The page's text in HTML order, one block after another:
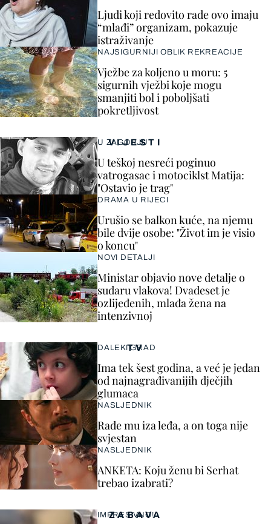
VIJESTI
U ZAGORJU
U teškoj nesreći poginuo
vatrogasac i motociklst Matija:
"Ostavio je trag"
DRAMA U RIJECI
Urušio se balkon kuće, na njemu
bile dvije osobe: "Život im je visio
o koncu"
NOVI DETALJI
Ministar objavio nove detalje o
sudaru vlakova! Dvadeset je
ozlijeđenih, mlađa žena na
intenzivnoj
Ljudi koji redovito rade ovo imaju
“mlađi” organizam, pokazuje
istraživanje
NAJSIGURNIJI OBLIK REKREACIJE
Vježbe za koljeno u moru: 5
sigurnih vježbi koje mogu
smanjiti bol i poboljšati
pokretljivost
ZABAVA
IMPRESIVNO!
TV
DALEKI GRAD
Ima tek šest godina, a već je jedan
od najnagrađivanijih dječjih
glumaca
NASLJEDNIK
Rade mu iza leđa, a on toga nije
svjestan
NASLJEDNIK
ANKETA: Koju ženu bi Serhat
trebao izabrati?